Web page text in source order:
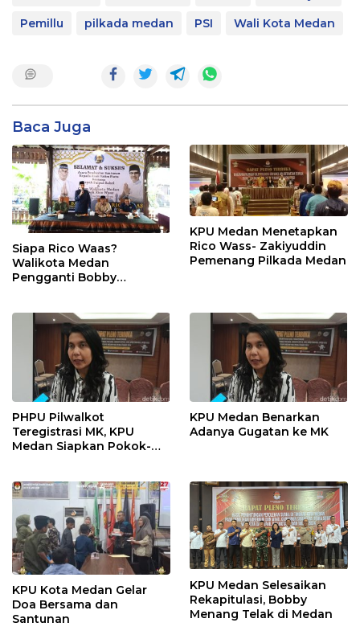
Pemillu
pilkada medan PSI Wali Kota Medan
Baca Juga
Siapa Rico Waas?
Walikota Medan
Pengganti Bobby
KPU Medan Menetapkan
Rico Wass- Zakiyuddin
Pemenang Pilkada Medan
PHPU Pilwalkot
Teregistrasi MK, KPU
Medan Siapkan Pokok-
KPU Medan Benarkan
Adanya Gugatan ke MK
KPU Kota Medan Gelar
Doa Bersama dan
Santunan
KPU Medan Selesaikan
Rekapitulasi, Bobby
Menang Telak di Medan